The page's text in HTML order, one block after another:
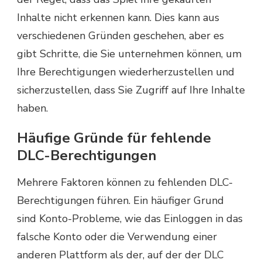
Inhalte nicht erkennen kann. Dies kann aus
verschiedenen Gründen geschehen, aber es
gibt Schritte, die Sie unternehmen können, um
Ihre Berechtigungen wiederherzustellen und
sicherzustellen, dass Sie Zugriff auf Ihre Inhalte
haben.
Häufige Gründe für fehlende
DLC-Berechtigungen
Mehrere Faktoren können zu fehlenden DLC-
Berechtigungen führen. Ein häufiger Grund
sind Konto-Probleme, wie das Einloggen in das
falsche Konto oder die Verwendung einer
anderen Plattform als der, auf der der DLC